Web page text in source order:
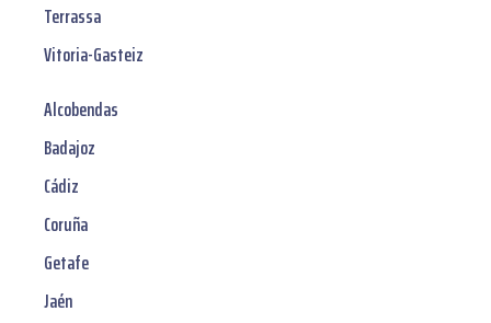
Terrassa
Vitoria-Gasteiz
Alcobendas
Badajoz
Cádiz
Coruña
Getafe
Jaén